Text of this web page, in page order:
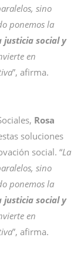
sino
ponemos la
justicia social y
en
”, afirma.
Rosa
soluciones
social. “La
sino
ponemos la
justicia social y
en
”, afirma.